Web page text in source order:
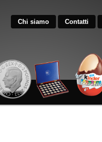
Chi siamo Contatti